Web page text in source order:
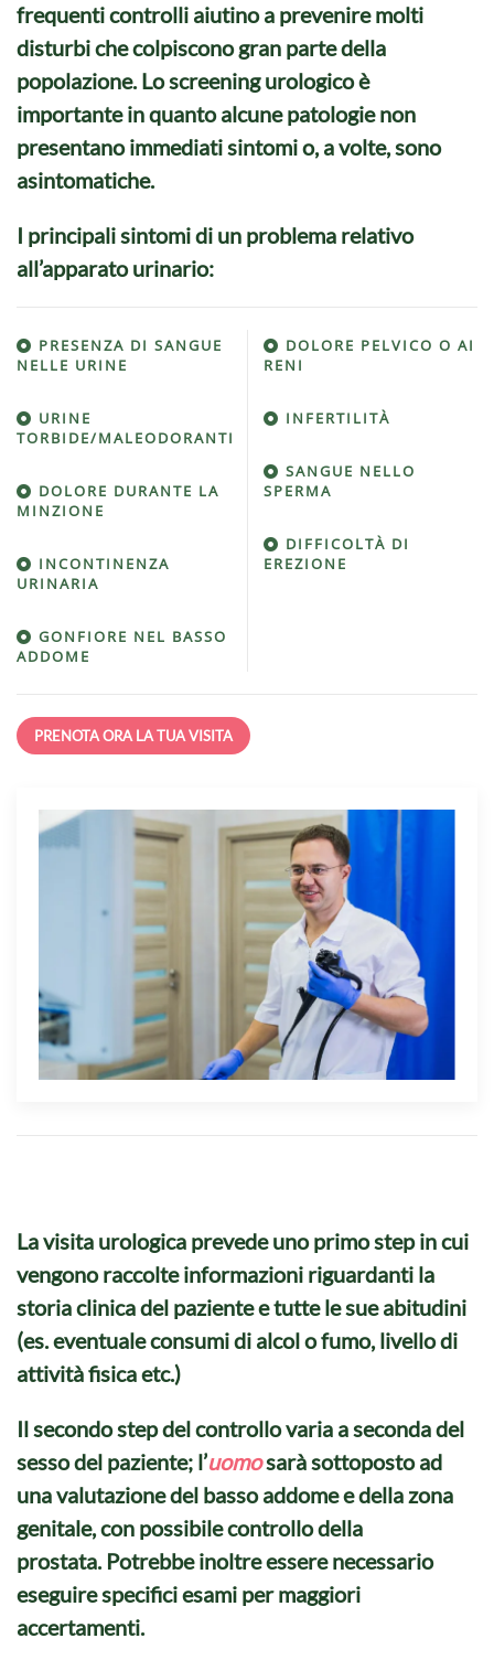
frequenti controlli aiutino a prevenire molti
disturbi che colpiscono gran parte della
popolazione. Loscreening urologicoè
importante in quanto alcune patologie non
presentano immediati sintomi o, a volte, sono
asintomatiche.
I principalisintomidi un problema relativo
all’apparato urinario:
PRESENZA DI SANGUE
NELLE URINE
URINE
TORBIDE/MALEODORANTI
DOLORE DURANTE LA
MINZIONE
INCONTINENZA
URINARIA
GONFIORE NEL BASSO
ADDOME
DOLORE PELVICO O AI
RENI
INFERTILITÀ
SANGUE NELLO
SPERMA
DIFFICOLTÀ DI
EREZIONE
PRENOTA ORA LA TUA VISITA
Lavisita urologica prevede uno primo step in cui
vengono raccolte informazioni riguardanti la
storia clinica del paziente e tutte le sue abitudini
(es. eventuale consumi di alcol o fumo, livello di
attività fisica etc.)
Il secondo step del controllo varia a seconda del
sesso del paziente; l’uomosarà sottoposto ad
una valutazione del basso addome e della zona
genitale, con possibile controllo della
prostata. Potrebbe inoltre essere necessario
eseguire specifici esami per maggiori
accertamenti.